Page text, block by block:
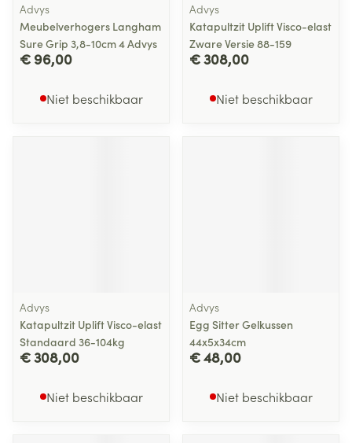
Advys
Meubelverhogers Langham
Sure Grip 3,8-10cm 4 Advys
€ 96,00
Niet beschikbaar
Advys
Katapultzit Uplift Visco-elast
Zware Versie 88-159
€ 308,00
Niet beschikbaar
Advys
Katapultzit Uplift Visco-elast
Standaard 36-104kg
€ 308,00
Niet beschikbaar
Advys
Egg Sitter Gelkussen
44x5x34cm
€ 48,00
Niet beschikbaar